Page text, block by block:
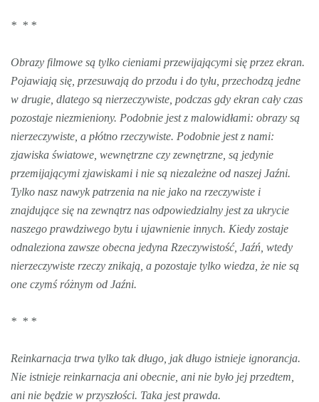
* * *
Obrazy filmowe są tylko cieniami przewijającymi się przez ekran.
Pojawiają się, przesuwają do przodu i do tyłu, przechodzą jedne
w drugie, dlatego są nierzeczywiste, podczas gdy ekran cały czas
pozostaje niezmieniony. Podobnie jest z malowidłami: obrazy są
nierzeczywiste, a płótno rzeczywiste. Podobnie jest z nami:
zjawiska światowe, wewnętrzne czy zewnętrzne, są jedynie
przemijającymi zjawiskami i nie są niezależne od naszej Jaźni.
Tylko nasz nawyk patrzenia na nie jako na rzeczywiste i
znajdujące się na zewnątrz nas odpowiedzialny jest za ukrycie
naszego prawdziwego bytu i ujawnienie innych. Kiedy zostaje
odnaleziona zawsze obecna jedyna Rzeczywistość, Jaźń, wtedy
nierzeczywiste rzeczy znikają, a pozostaje tylko wiedza, że nie są
one czymś różnym od Jaźni.
* * *
Reinkarnacja trwa tylko tak długo, jak długo istnieje ignorancja.
Nie istnieje reinkarnacja ani obecnie, ani nie było jej przedtem,
ani nie będzie w przyszłości. Taka jest prawda.